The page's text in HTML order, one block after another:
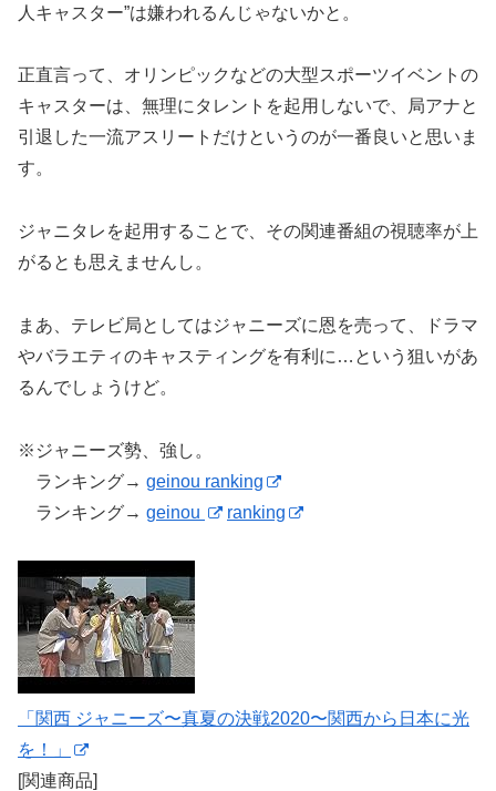
人キャスター”は嫌われるんじゃないかと。
正直言って、オリンピックなどの大型スポーツイベントの
キャスターは、無理にタレントを起用しないで、局アナと
引退した一流アスリートだけというのが一番良いと思いま
す。
ジャニタレを起用することで、その関連番組の視聴率が上
がるとも思えませんし。
まあ、テレビ局としてはジャニーズに恩を売って、ドラマ
やバラエティのキャスティングを有利に…という狙いがあ
るんでしょうけど。
※ジャニーズ勢、強し。
ランキング→ geinou ranking
ランキング→ geinou ranking
「関西 ジャニーズ〜真夏の決戦2020〜関西から日本に光
を！」
[関連商品]